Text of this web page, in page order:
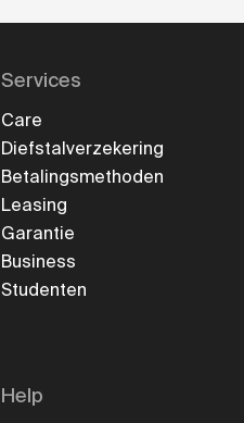
Services
Care
Diefstalverzekering
Betalingsmethoden
Leasing
Garantie
Business
Studenten
Help